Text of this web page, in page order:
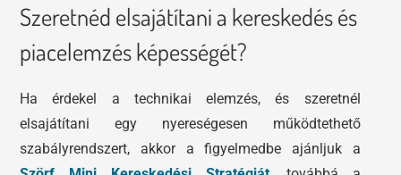
Szeretnéd elsajátítani a kereskedés és
piacelemzés képességét?
Ha érdekel a technikai elemzés, és szeretnél
elsajátítani egy nyereségesen működtethető
szabályrendszert, akkor a figyelmedbe ajánljuk a